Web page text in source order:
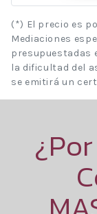
(*) El precio es
Mediaciones
presupuestadas
la dificultad del
se emitirá un